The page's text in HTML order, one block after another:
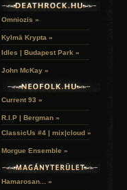
Omniozis »
Kylmä Krypta »
Idles | Budapest Park »
John McKay »
Current 93 »
R.I.P | Bergman »
ClassicUs #4 | mix|cloud »
Morgue Ensemble »
Hamarosan... »